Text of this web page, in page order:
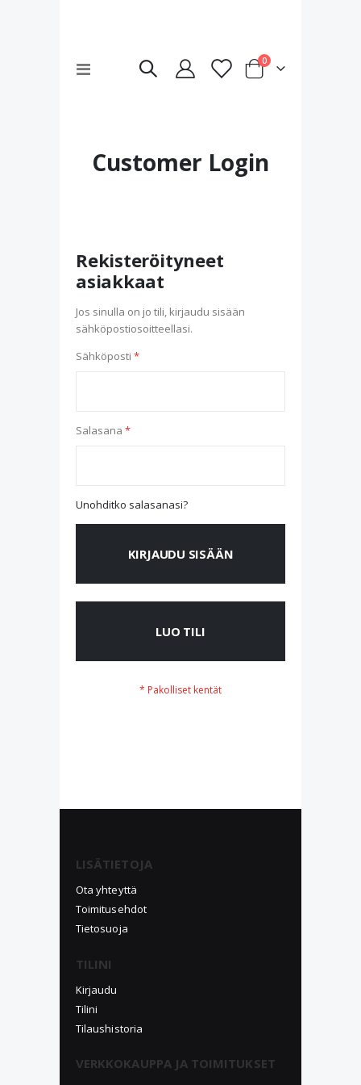
Toggle
Cart
0tuotteet
Customer Login
Rekisteröityneet
asiakkaat
Jos sinulla on jo tili, kirjaudu sisään
sähköpostiosoitteellasi.
Sähköposti
Salasana
Unohditko salasanasi?
KIRJAUDU SISÄÄN
LUO TILI
LISÄTIETOJA
Ota yhteyttä
Toimitusehdot
Tietosuoja
TILINI
Kirjaudu
Tilini
Tilaushistoria
VERKKOKAUPPA JA TOIMITUKSET